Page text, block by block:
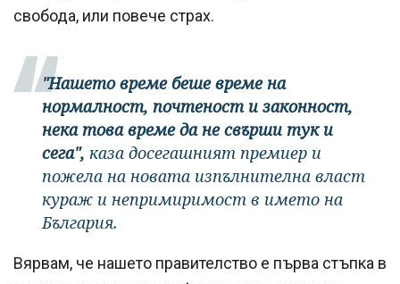
свобода, или повече страх.
"Нашето време беше време на
нормалност, почтеност и законност,
нека това време да не свърши тук и
сега", каза досегашният премиер и
пожела на новата изпълнителна власт
кураж и непримиримост в името на
България.
Вярвам, че нашето правителство е първа стъпка в